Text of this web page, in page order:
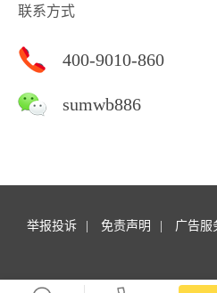
联系方式
400-9010-860
sumwb886
举报投诉 免责声明 广告服
Copyright © 商梦外包. All rights reserved.商